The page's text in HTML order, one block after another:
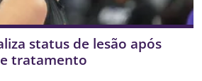
status de lesão após
tratamento